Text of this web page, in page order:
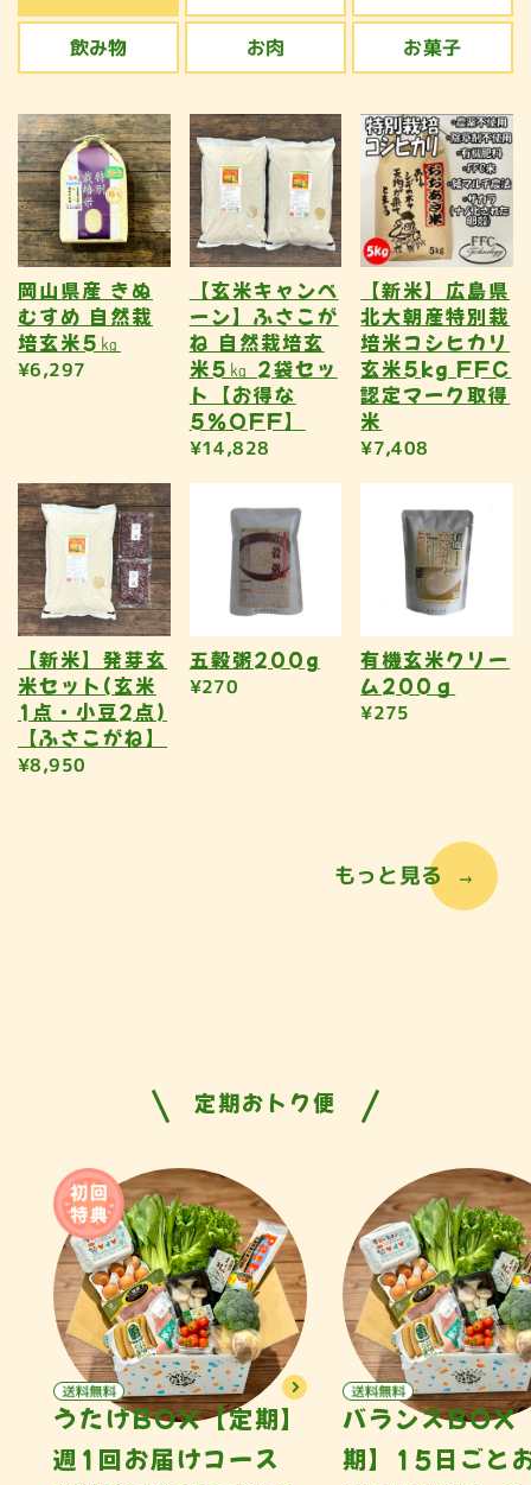
飲み物 お肉 お菓子
岡山県産 きぬ
むすめ 自然栽
培玄米5㎏
¥6,297
【玄米キャンペ
ーン】ふさこが
ね 自然栽培玄
米5㎏ 2袋セッ
ト【お得な
5％OFF】
¥14,828
【新米】広島県
北大朝産特別栽
培米コシヒカリ
玄米5kg FFC
認定マーク取得
米
¥7,408
【新米】発芽玄
米セット(玄米
1点・小豆2点)
【ふさこがね】
¥8,950
五穀粥200g
¥270
有機玄米クリー
ム200ｇ
¥275
もっと見る
定期おトク便
うたげBOX【定期】
週1回お届けコース
バランスBOX
期】15日ごと